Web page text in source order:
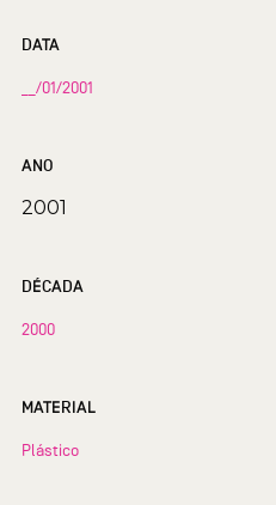
DATA
__/01/2001
ANO
2001
DÉCADA
2000
MATERIAL
Plástico